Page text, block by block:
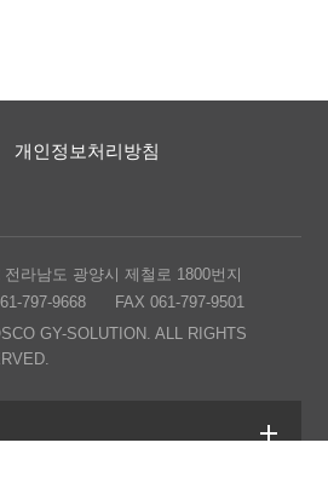
개인정보처리방침
전라남도 광양시 제철로 1800번지
797-9668
FAX 061-797-9501
GY-SOLUTION. ALL RIGHTS